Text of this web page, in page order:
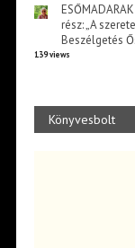
rész: „A
Beszélgetés
139 views
Könyvesbolt